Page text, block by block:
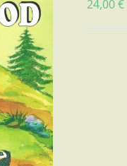
24,00€